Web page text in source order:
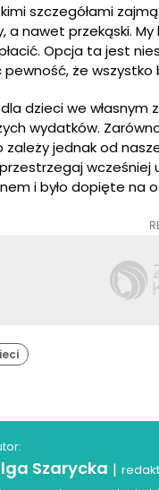
szczegółami
a nawet przekąski.
Opcja ta jest
że
dzieci we
wydatków.
zależy jednak od
wcześniej
i było dopięte na
Szarycka |